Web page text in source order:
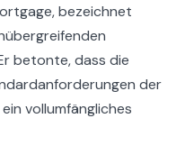
bezeichnet
betonte, dass die
der
vollumfängliches